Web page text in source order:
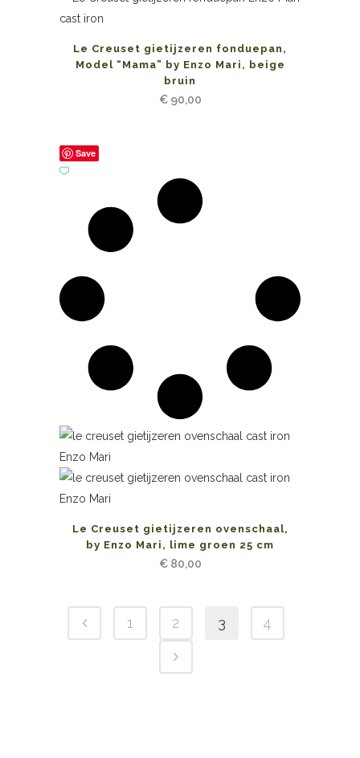
Le Creuset gietijzeren fonduepan,
Model “Mama” by Enzo Mari, beige
bruin
€90,00
Save
Le Creuset gietijzeren ovenschaal,
by Enzo Mari, lime groen 25 cm
€80,00
1 2 3 4